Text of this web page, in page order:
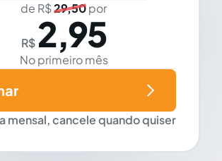
de R$29,50por
R$ 2,95
No primeiro mês
mensal, cancele quando quiser